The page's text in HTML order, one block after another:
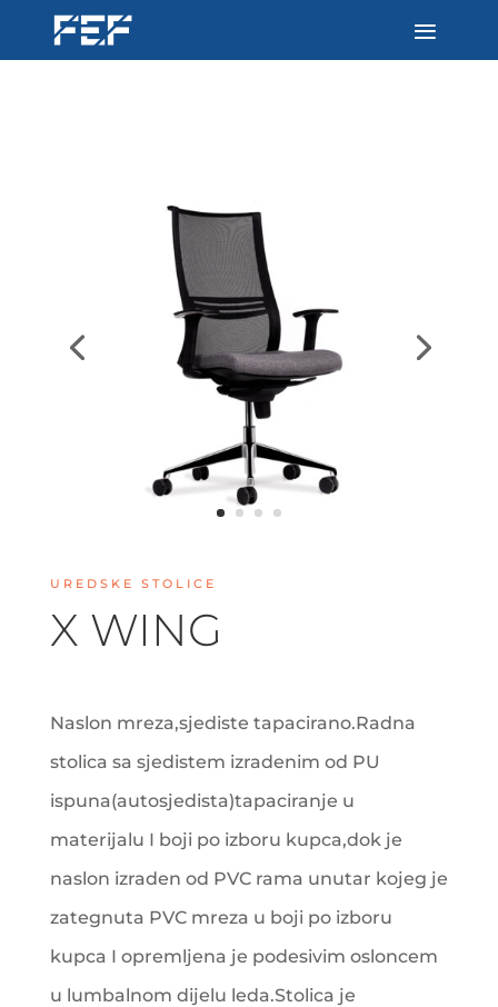
UREDSKE STOLICE
X WING
Naslon mreza,sjediste tapacirano.Radna
stolica sa sjedistem izradenim od PU
ispuna(autosjedista)tapaciranje u
materijalu I boji po izboru kupca,dok je
naslon izraden od PVC rama unutar kojeg je
zategnuta PVC mreza u boji po izboru
kupca I opremljena je podesivim osloncem
u lumbalnom dijelu leda.Stolica je